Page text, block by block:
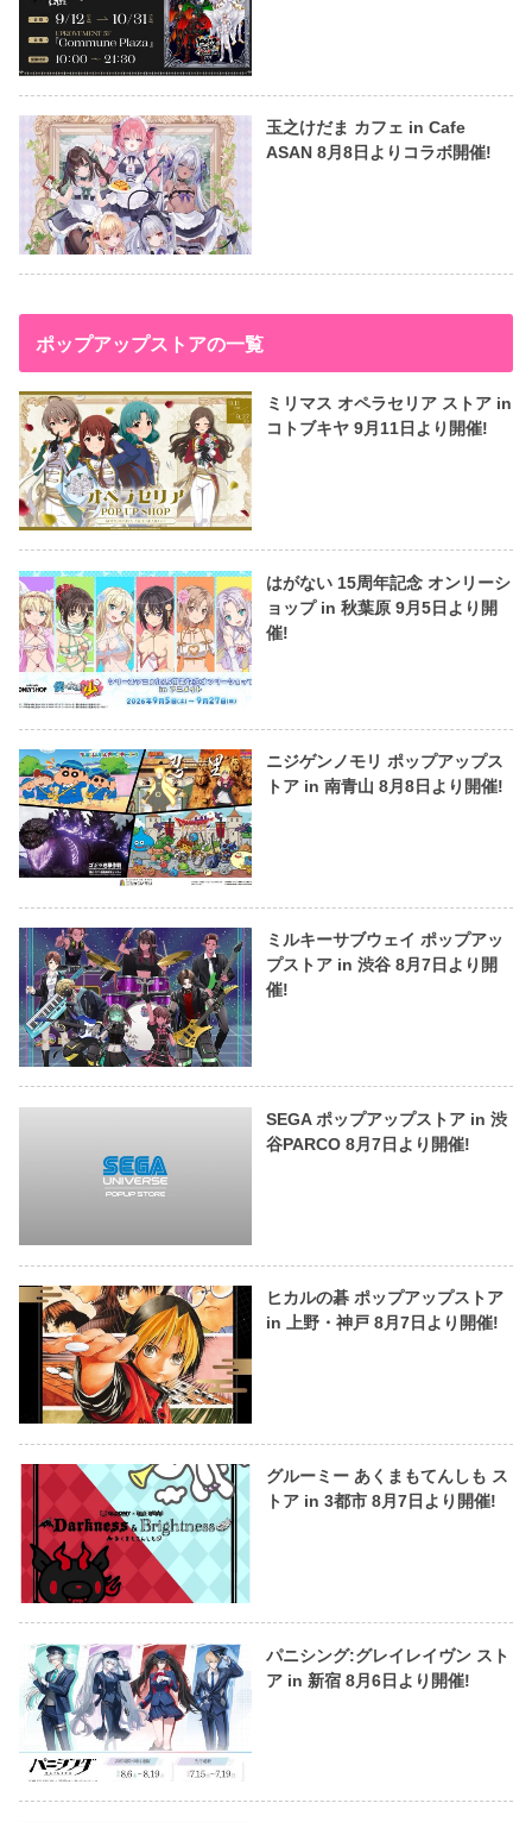
玉之けだま カフェ in Cafe
ASAN 8月8日よりコラボ開催!
ポップアップストアの一覧
ミリマス オペラセリア ストア in
コトブキヤ 9月11日より開催!
はがない 15周年記念 オンリーシ
ョップ in 秋葉原 9月5日より開
催!
ニジゲンノモリ ポップアップス
トア in 南青山 8月8日より開催!
ミルキーサブウェイ ポップアッ
プストア in 渋谷 8月7日より開
催!
SEGA ポップアップストア in 渋
谷PARCO 8月7日より開催!
ヒカルの碁 ポップアップストア
in 上野・神戸 8月7日より開催!
グルーミー あくまもてんしも ス
トア in 3都市 8月7日より開催!
パニシング:グレイレイヴン スト
ア in 新宿 8月6日より開催!